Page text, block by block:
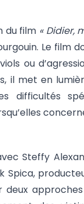
du film « Didier,
Le film
ou
il met en
difficultés
Steffy
Spica,
deux